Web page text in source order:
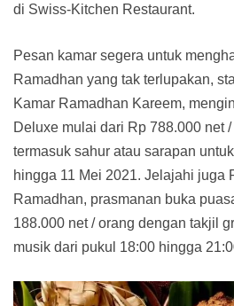
di Swiss-Kitchen Restaurant.
Pesan kamar segera untuk
Ramadhan yang tak terlupakan,
Kamar Ramadhan Kareem,
Deluxe mulai dari Rp 788.000 net
termasuk sahur atau sarapan
hingga 11 Mei 2021. Jelajahi juga
Ramadhan, prasmanan buka
188.000 net / orang dengan takjil
musik dari pukul 18:00 hingga